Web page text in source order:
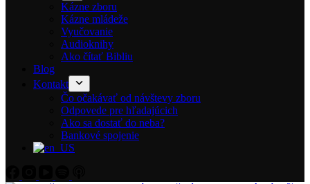
Kázne zboru
Kázne mládeže
Vyučovanie
Audioknihy
Ako čítať Bibliu
Blog
Kontakt
Čo očakávať od návštevy zboru
Odpovede pre hľadajúcich
Ako sa dostať do neba?
Bankové spojenie